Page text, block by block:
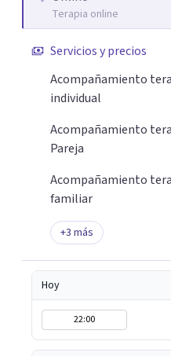
Terapia online
Servicios y precios
Acompañamiento
individual
Acompañamiento
Pareja
Acompañamiento
familiar
+3 más
Hoy
22:00